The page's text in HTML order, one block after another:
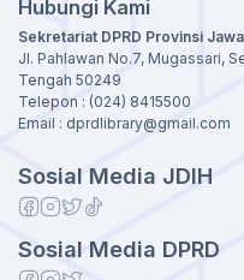
dapat memaksimalkan
reporting kinerja JDIH
meningkatkan kualitas
keseluruhan dan
informasi publik.
Hubungi Kami
Sekretariat DPRD Provinsi
Jl. Pahlawan No.7, Mugassari,
Tengah 50249
Telepon : (024) 8415500
Email : dprdlibrary@gmail.com
Sosial Media JDIH
Sosial Media DPRD